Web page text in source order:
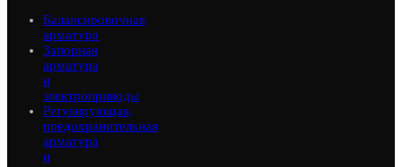
Балансировочная
арматура
Запорная
арматура
и
электроприводы
Регулирующая,
предохранительная
арматура
и